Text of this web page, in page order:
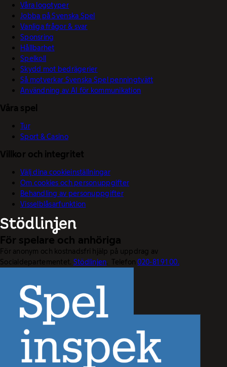
Våra logotyper
Jobba på Svenska Spel
Vanliga frågor & svar
Sponsring
Hållbarhet
Spelkoll
Skydd mot bedrägerier
Så motverkar Svenska Spel penningtvätt
Användning av AI för kommunikation
Våra spel
Tur
Sport & Casino
Villkor och integritet
Välj dina cookieinställningar
Om cookies och personuppgifter
Behandling av personuppgifter
Visselblåsarfunktion
För spelare och anhöriga
För anonym och kostnadsfri hjälp på uppdrag av
Socialdepartementet. Stödlinjen. Telefon020-81 91 00.